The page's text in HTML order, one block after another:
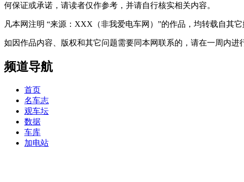
何保证或承诺，请读者仅作参考，并请自行核实相关内容。
凡本网注明 “来源：XXX（非我爱电车网）”的作品，均转载自其
如因作品内容、版权和其它问题需要同本网联系的，请在一周内进
频道导航
首页
名车志
观车坛
数据
车库
加电站